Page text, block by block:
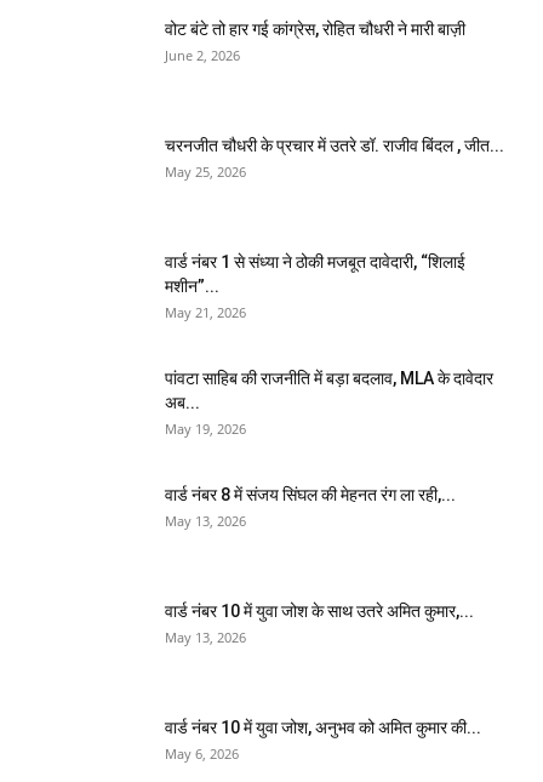
वोट बंटे तो हार गई कांग्रेस, रोहित चौधरी ने मारी बाज़ी
June 2, 2026
चरनजीत चौधरी के प्रचार में उतरे डॉ. राजीव बिंदल , जीत...
May 25, 2026
वार्ड नंबर 1 से संध्या ने ठोकी मजबूत दावेदारी, “शिलाई
मशीन”...
May 21, 2026
पांवटा साहिब की राजनीति में बड़ा बदलाव, MLA के दावेदार
अब...
May 19, 2026
वार्ड नंबर 8 में संजय सिंघल की मेहनत रंग ला रही,...
May 13, 2026
वार्ड नंबर 10 में युवा जोश के साथ उतरे अमित कुमार,...
May 13, 2026
वार्ड नंबर 10 में युवा जोश, अनुभव को अमित कुमार की...
May 6, 2026